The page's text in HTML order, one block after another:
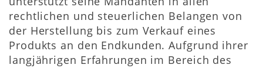
rechtlichen und steuerlichen Belangen von
der Herstellung bis zum Verkauf eines
Produkts an den Endkunden. Aufgrund ihrer
langjährigen Erfahrungen im Bereich des